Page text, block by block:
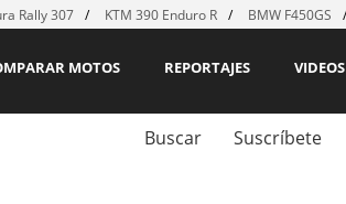
Rally 307 KTM 390 Enduro R BMW F450GS
VIDEOS
REPORTAJES
MOTOS
Buscar Suscríbete